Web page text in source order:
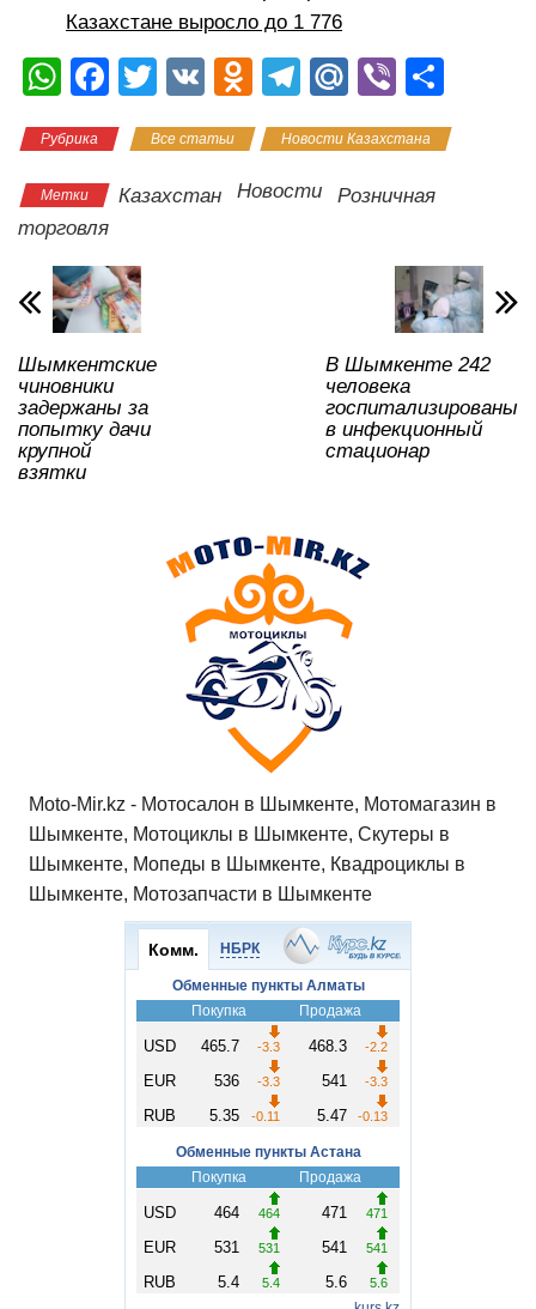
Казахстане выросло до 1 776
W
at
s
A
p
p
F
c
e
o
o
k
T
tt
er
V
O
n
o
T
e
gr
M
.R
u
Vi
er р
и
ть
Рубрика Все статьи Новости Казахстана
Метки Казахстан Новости
Розничная
торговля
Шымкентские
чиновники
задержаны за
попытку дачи
крупной
взятки
В Шымкенте 242
человека
госпитализированы
в инфекционный
стационар
Moto-Mir.kz - Мотосалон в Шымкенте, Мотомагазин в
Шымкенте, Мотоциклы в Шымкенте, Скутеры в
Шымкенте, Мопеды в Шымкенте, Квадроциклы в
Шымкенте, Мотозапчасти в Шымкенте